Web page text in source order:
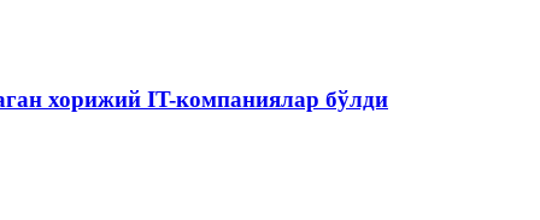
хорижий IT-компаниялар бўлди